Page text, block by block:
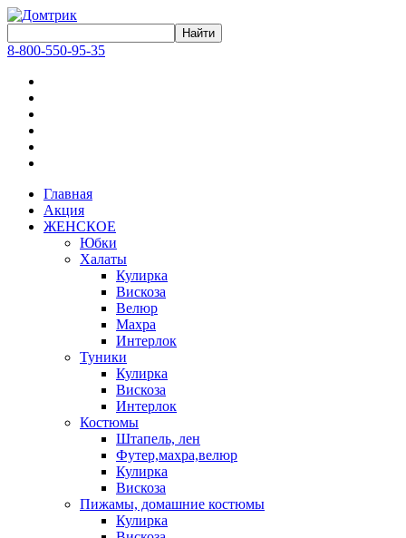
8-800-550-95-35
Главная
Акция
ЖЕНСКОЕ
Юбки
Халаты
Кулирка
Вискоза
Велюр
Махра
Интерлок
Туники
Кулирка
Вискоза
Интерлок
Костюмы
Штапель, лен
Футер,махра,велюр
Кулирка
Вискоза
Пижамы, домашние костюмы
Кулирка